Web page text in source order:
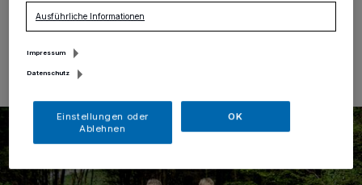
19.04.2023 , 13:40 Uhr Eine Minute Lesezeit
Ausführliche Informationen
Impressum
Datenschutz
Einstellungen oder
Ablehnen
OK